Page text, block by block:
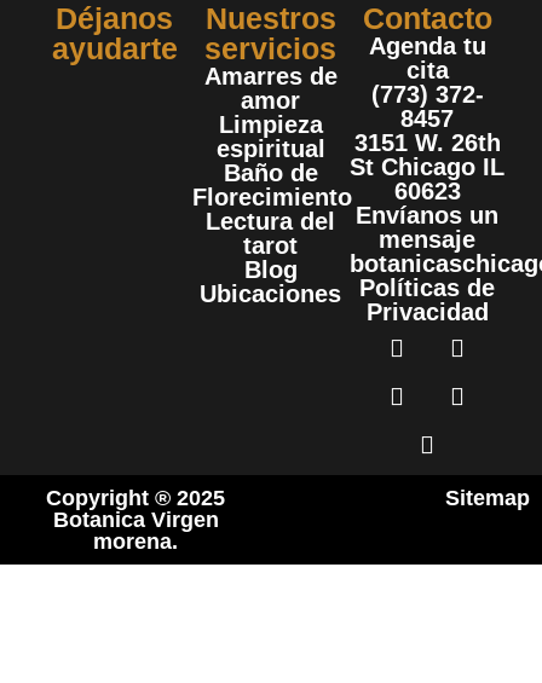
Déjanos
ayudarte
Nuestros
servicios
Amarres de
amor
Limpieza
espiritual
Baño de
Florecimiento
Lectura del
tarot
Blog
Ubicaciones
Contacto
Agenda tu
cita
(773) 372-
8457
3151 W. 26th
St Chicago IL
60623
Envíanos un
mensaje
Políticas de
Privacidad
Copyright ® 2025
Botanica Virgen
morena.
Sitemap